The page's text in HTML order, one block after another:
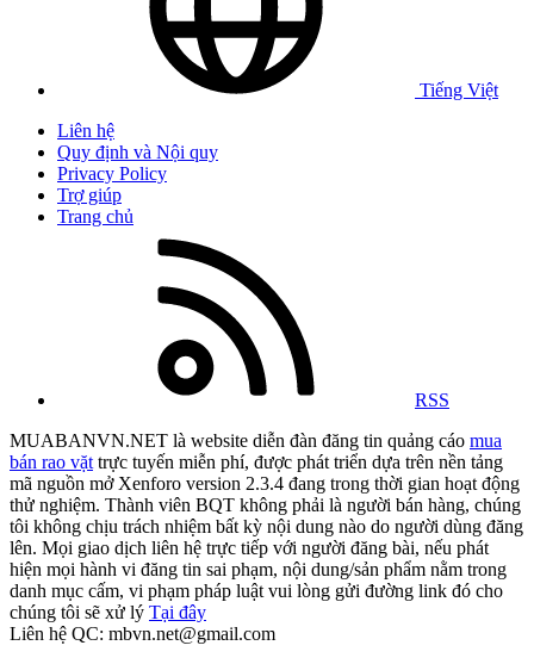
Tiếng Việt
Liên hệ
Quy định và Nội quy
Privacy Policy
Trợ giúp
Trang chủ
RSS
MUABANVN.NET là website diễn đàn đăng tin quảng cáo mua
bán rao vặt trực tuyến miễn phí, được phát triển dựa trên nền tảng
mã nguồn mở Xenforo version 2.3.4 đang trong thời gian hoạt động
thử nghiệm. Thành viên BQT không phải là người bán hàng, chúng
tôi không chịu trách nhiệm bất kỳ nội dung nào do người dùng đăng
lên. Mọi giao dịch liên hệ trực tiếp với người đăng bài, nếu phát
hiện mọi hành vi đăng tin sai phạm, nội dung/sản phẩm nằm trong
danh mục cấm, vi phạm pháp luật vui lòng gửi đường link đó cho
chúng tôi sẽ xử lý Tại đây
Liên hệ QC: mbvn.net@gmail.com